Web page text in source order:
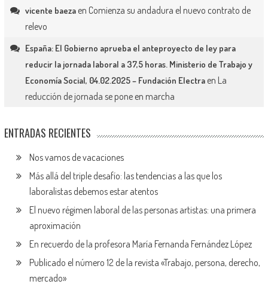
vicente baezaen Comienza su andadura el nuevo contrato de
relevo
España: El Gobierno aprueba el anteproyecto de ley para
reducir la jornada laboral a 37,5 horas. Ministerio de Trabajo y
Economía Social, 04.02.2025 – Fundación Electraen La
reducción de jornada se pone en marcha
ENTRADAS RECIENTES
Nos vamos de vacaciones
Más allá del triple desafío: las tendencias a las que los
laboralistas debemos estar atentos
El nuevo régimen laboral de las personas artistas: una primera
aproximación
En recuerdo de la profesora María Fernanda Fernández López
Publicado el número 12 de la revista «Trabajo, persona, derecho,
mercado»